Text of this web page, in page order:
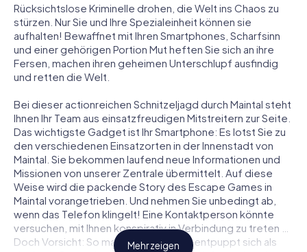
Rücksichtslose Kriminelle drohen, die Welt ins Chaos zu
stürzen. Nur Sie und Ihre Spezialeinheit können sie
aufhalten! Bewaffnet mit Ihren Smartphones, Scharfsinn
und einer gehörigen Portion Mut heften Sie sich an ihre
Fersen, machen ihren geheimen Unterschlupf ausfindig
und retten die Welt.
Bei dieser actionreichen Schnitzeljagd durch Maintal steht
Ihnen Ihr Team aus einsatzfreudigen Mitstreitern zur Seite.
Das wichtigste Gadget ist Ihr Smartphone: Es lotst Sie zu
den verschiedenen Einsatzorten in der Innenstadt von
Maintal. Sie bekommen laufend neue Informationen und
Missionen von unserer Zentrale übermittelt. Auf diese
Weise wird die packende Story des Escape Games in
Maintal vorangetrieben. Und nehmen Sie unbedingt ab,
wenn das Telefon klingelt! Eine Kontaktperson könnte
versuchen, mit Ihnen konspirativ in Verbindung zu treten …
Doch Vorsicht: So mancher Informant entpuppt sich als
Mehr zeigen